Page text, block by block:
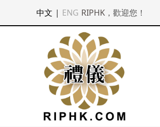
中文 | ENG RIPHK ，歡迎您！